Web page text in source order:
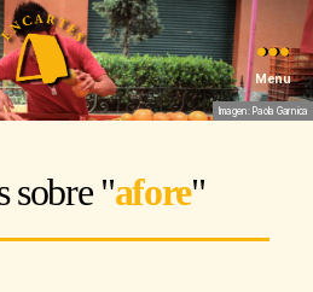
Menu
Imagen: Paola Garnica
sobre "afore"